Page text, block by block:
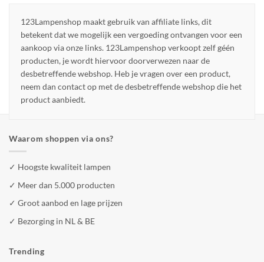
123Lampenshop maakt gebruik van affiliate links, dit
betekent dat we mogelijk een vergoeding ontvangen voor een
aankoop via onze links. 123Lampenshop verkoopt zelf géén
producten, je wordt hiervoor doorverwezen naar de
desbetreffende webshop. Heb je vragen over een product,
neem dan contact op met de desbetreffende webshop die het
product aanbiedt.
Waarom shoppen via ons?
✓ Hoogste kwaliteit lampen
✓ Meer dan 5.000 producten
✓ Groot aanbod en lage prijzen
✓ Bezorging in NL & BE
Trending